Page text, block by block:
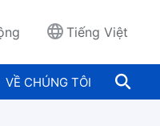
Tiếng Việt
VỀ CHÚNG TÔI